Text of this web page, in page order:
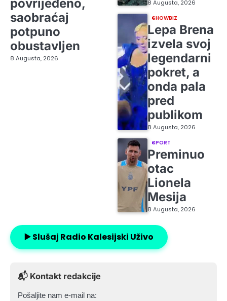
povrijeđeno,
saobraćaj
potpuno
obustavljen
8 Augusta, 2026
8 Augusta, 2026
SHOWBIZ
Lepa Brena
izvela svoj
legendarni
pokret, a
onda pala
pred
publikom
8 Augusta, 2026
SPORT
Preminuo
otac
Lionela
Mesija
8 Augusta, 2026
▶️ Slušaj Radio Kalesijski Uživo
📬 Kontakt redakcije
Pošaljite nam e-mail na: